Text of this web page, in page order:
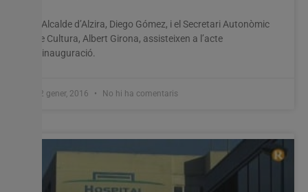
L’Alcalde d’Alzira, Diego Gómez, i el Secretari Autonòmic
de Cultura, Albert Girona, assisteixen a l’acte
d’inauguració.
22 gener, 2016 No hi ha comentaris